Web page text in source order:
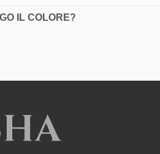
IL COLORE?